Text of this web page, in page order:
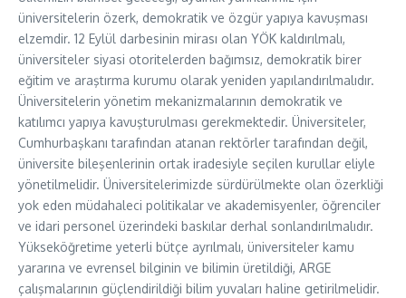
üniversitelerin özerk, demokratik ve özgür yapıya kavuşması
elzemdir. 12 Eylül darbesinin mirası olan YÖK kaldırılmalı,
üniversiteler siyasi otoritelerden bağımsız, demokratik birer
eğitim ve araştırma kurumu olarak yeniden yapılandırılmalıdır.
Üniversitelerin yönetim mekanizmalarının demokratik ve
katılımcı yapıya kavuşturulması gerekmektedir. Üniversiteler,
Cumhurbaşkanı tarafından atanan rektörler tarafından değil,
üniversite bileşenlerinin ortak iradesiyle seçilen kurullar eliyle
yönetilmelidir. Üniversitelerimizde sürdürülmekte olan özerkliği
yok eden müdahaleci politikalar ve akademisyenler, öğrenciler
ve idari personel üzerindeki baskılar derhal sonlandırılmalıdır.
Yükseköğretime yeterli bütçe ayrılmalı, üniversiteler kamu
yararına ve evrensel bilginin ve bilimin üretildiği, ARGE
çalışmalarının güçlendirildiği bilim yuvaları haline getirilmelidir.